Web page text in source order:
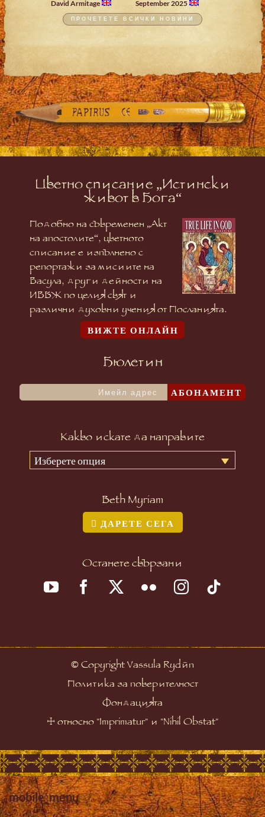
David Armitage September 2025
ПРОЧЕТЕТЕ ВСИЧКИ НОВИНИ
Цветно списание „Истински
живот в Бога“
Подобно на съвременен „Акт
на апостолите“, цветното
списание е изпълнено с
репортажи за мисиите на
Васула, други дейности на
ИВБЖ по целия свят и
различни духовни учения от Посланията.
ВИЖТЕ ОНЛАЙН
Бюлетин
АБОНАМЕНТ
Какво искате да направите
Изберете опция
Beth Myriam
ДАРЕТЕ СЕГА
Останете свързани
© Copyright Vassula Rydén
Политика за поверителност
Фондацията
☩ относно "Imprimatur" и "Nihil Obstat"
mobile_menu